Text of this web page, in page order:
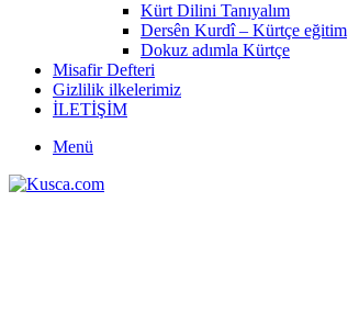
Kürt Dilini Tanıyalım
Dersên Kurdî – Kürtçe eğitim
Dokuz adımla Kürtçe
Misafir Defteri
Gizlilik ilkelerimiz
İLETİŞİM
Menü